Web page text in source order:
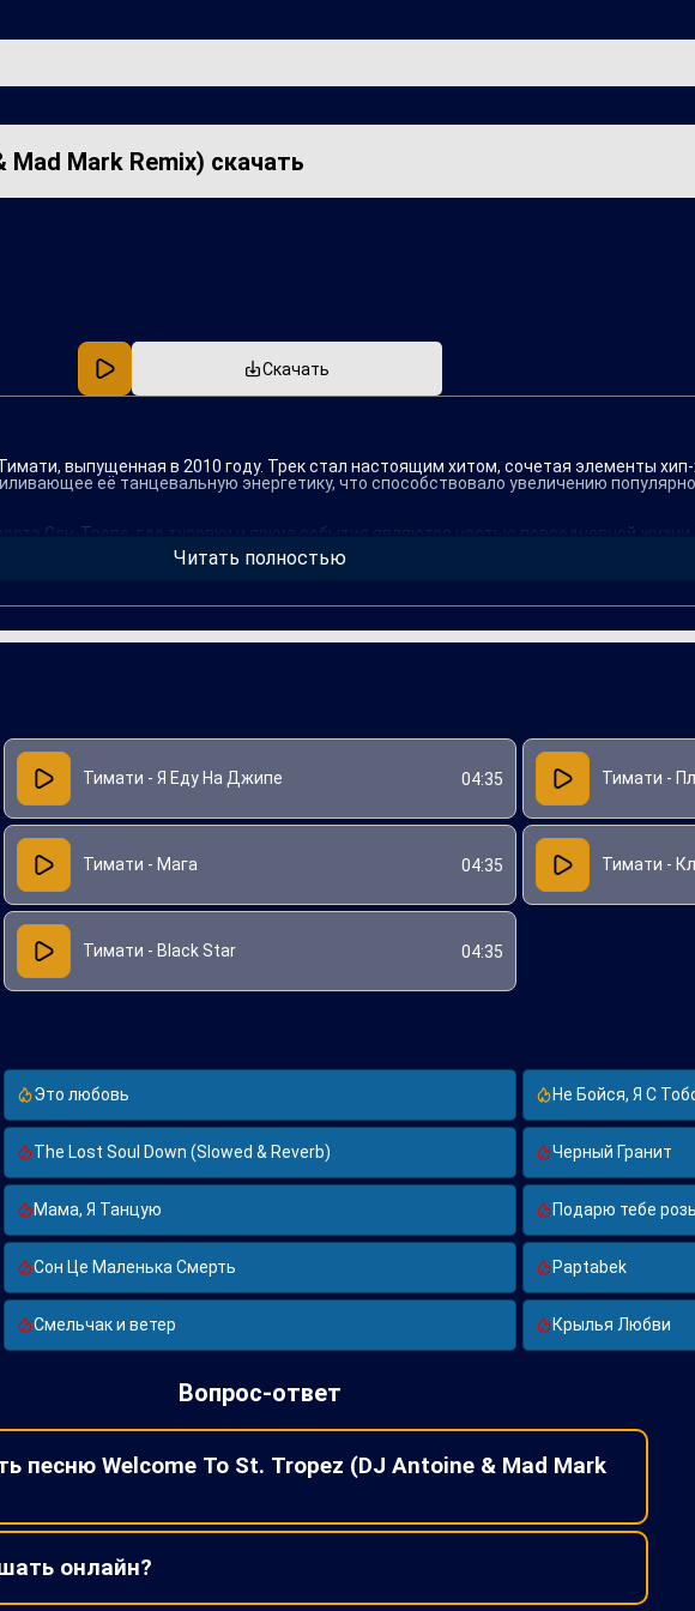
Популярная
Mark Remix) скачать
Скачать
выпущенная в 2010 году. Трек стал настоящим хитом, сочетая элементы
её танцевальную энергетику, что способствовало увеличению
Сен-Тропе, где тусовки и яркие события являются частью повседневной
в трек элементы, которые стали характерными для его творчества.
частью музыкальных вечеринок и летних мероприятий.
Читать полностью
Тимати - Я Еду На Джипе 04:35 Тимати -
Тимати - Мага 04:35 Тимати -
Тимати - Black Star 04:35
Это любовь Не Бойся, Я С
The Lost Soul Down (Slowed & Reverb) Черный Гранит
Мама, Я Танцую Подарю тебе
Сон Це Маленька Смерть Paptabek
Смельчак и ветер Крылья Любви
Вопрос-ответ
песню Welcome To St. Tropez (DJ Antoine & Mad Mark
онлайн?